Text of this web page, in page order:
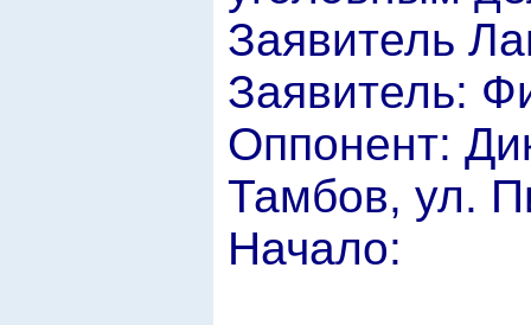
Заявитель
Заявитель:
Оппонент:
Тамбов, ул.
Начало: